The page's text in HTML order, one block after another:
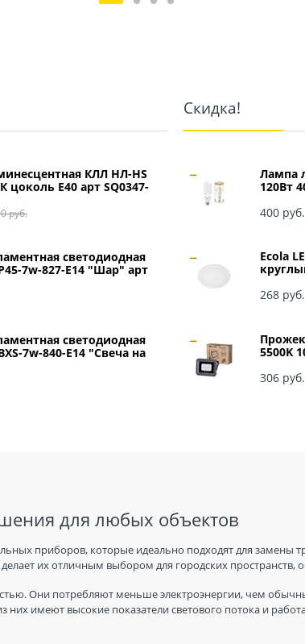
КЛЛ НЛ-HS
цоколь Е40 арт SQ0347-
руб.
светодиодная
7w-827-E14 "Шар" арт
светодиодная
7w-840-E14 "Свеча на
Скидка!
Лампа
120Вт
400 руб.
Ecola
268 руб.
5500K
306 руб.
для любых объектов
приборов, которые идеально подходят для замены
их отличным выбором для городских пространств,
Они потребляют меньше электроэнергии, чем
них имеют высокие показатели светового потока и